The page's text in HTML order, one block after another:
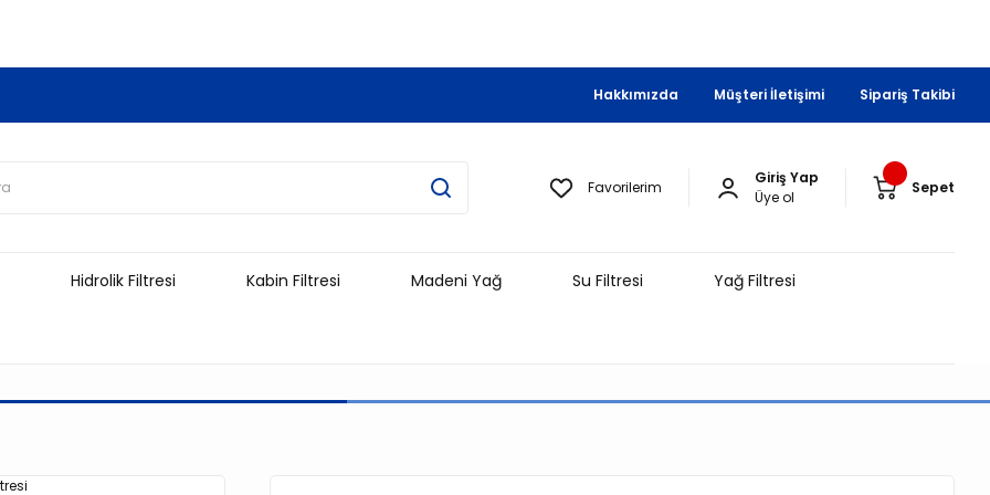
Hakkımızda Müşteri İletişimi Sipariş Takibi
Favorilerim
Giriş Yap
Üye ol
Sepet
Hidrolik Filtresi Kabin Filtresi Madeni Yağ Su Filtresi Yağ Filtresi